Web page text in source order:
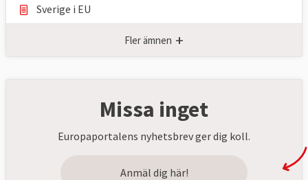
Sverige i EU
Fler ämnen +
Missa inget
Europaportalens nyhetsbrev ger dig koll.
Anmäl dig här!